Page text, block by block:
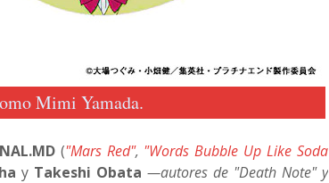
Mimi Yamada.
("Mars Red", "Words Bubble Up Like Soda
y Takeshi Obata —autores de "Death Note" y